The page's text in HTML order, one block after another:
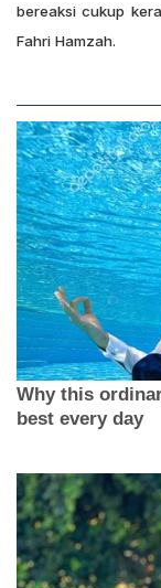
bereaksi cukup
Fahri Hamzah.